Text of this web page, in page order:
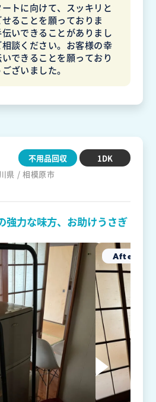
トに向けて、スッキリと
ることを願っておりま
いできることがありまし
談ください。お客様の幸
できることを願っており
ざいました。
県 / 相模原市
不用品回収 1DK
強力な味方、お助けうさぎ